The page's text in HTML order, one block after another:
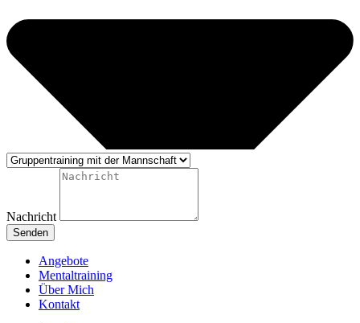
Nachricht
Senden
Angebote
Mentaltraining
Über Mich
Kontakt